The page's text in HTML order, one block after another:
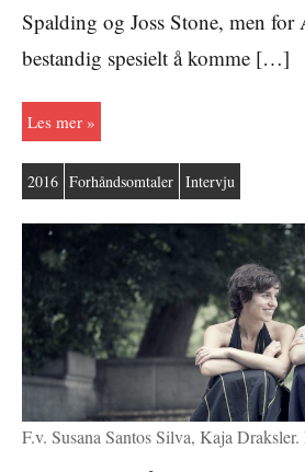
Spalding og Joss Stone, men for
bestandig spesielt å komme […]
Les mer
2016 Forhåndsomtaler Intervju
F.v. Susana Santos Silva, Kaja